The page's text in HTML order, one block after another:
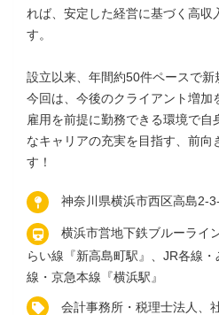
れば、安定した経営に基づく高収
す。
設立以来、年間約50件ペースで新
今回は、今後のクライアント増加
雇用を前提に勤務できる環境で自
なキャリアの充実を目指す、前向
す！
神奈川県横浜市西区高島2-
横浜市営地下鉄ブルーライ
らい線『新高島町駅』、JR各線
線・京急本線『横浜駅』
会計事務所・税理士法人、